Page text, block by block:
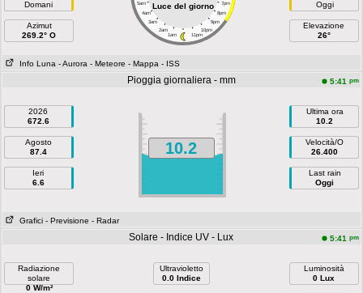
Domani
Azimut
269.2° O
5am 7pm
4am 8pm
3am 9pm
2am 10pm
1am 11pm
Luce del giorno
Oggi
Elevazione
26°
Info Luna - Aurora - Meteore - Mappa - ISS
Pioggia giornaliera - mm 5:41 pm
2026
672.6
Agosto
87.4
Ieri
6.6
10.2
Ultima ora
10.2
Velocità/O
26.400
Last rain
Oggi
Grafici - Previsione - Radar
Solare - Indice UV - Lux 5:41 pm
Radiazione
solare
0 W/m²
Ultravioletto
0.0 Indice
Luminosità
0 Lux